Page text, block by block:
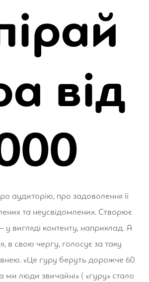
від
аудиторію, про задоволення її
та неусвідомлених. Створює
у вигляді контенту, наприклад. А
в свою чергу, голосує за таку
«Це гуру беруть дорожче 60
ми люди звичайні» ( «гуру» стало